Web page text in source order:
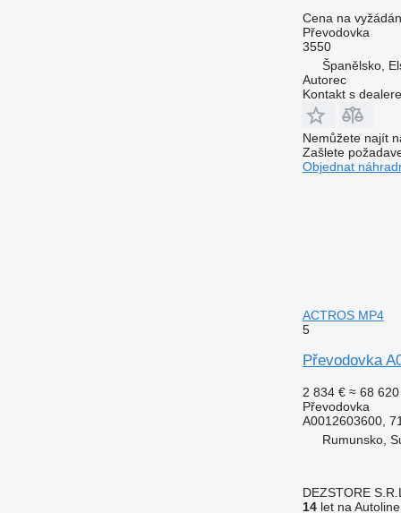
Cena na
Převodovka
3550
Španělsko,
Autorec
Kontakt s
Nemůžete najít
Zašlete
Objednat
ACTROS MP4
5
Převodovka
2 834 € ≈ 68 620
Převodovka
A0012603600,
Rumunsko,
DEZSTORE S.R.L.
14let na Autoline